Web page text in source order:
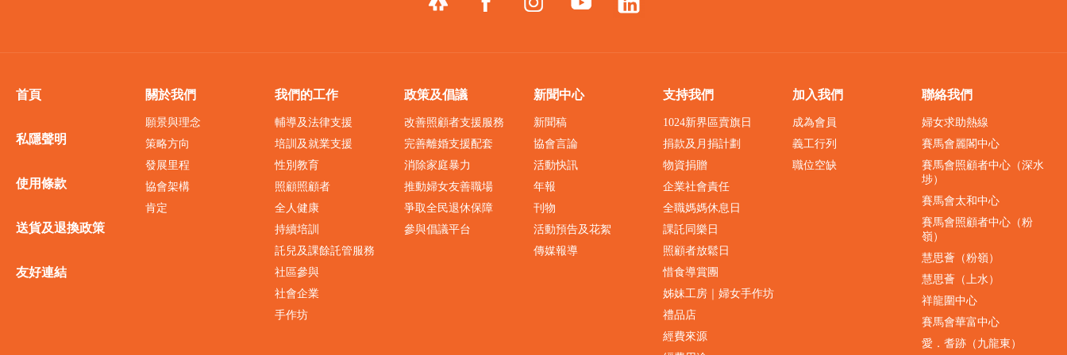
首頁
私隱聲明
使用條款
送貨及退換政策
友好連結
關於我們
願景與理念
策略方向
發展里程
協會架構
肯定
我們的工作
輔導及法律支援
培訓及就業支援
性別教育
照顧照顧者
全人健康
持續培訓
託兒及課餘託管服務
社區參與
社會企業
手作坊
政策及倡議
改善照顧者支援服務
完善離婚支援配套
消除家庭暴力
推動婦女友善職場
爭取全民退休保障
參與倡議平台
新聞中心
新聞稿
協會言論
活動快訊
年報
刊物
活動預告及花絮
傳媒報導
支持我們
1024新界區賣旗日
捐款及月捐計劃
物資捐贈
企業社會責任
全職媽媽休息日
課託同樂日
照顧者放鬆日
惜食導賞團
姊妹工房｜婦女手作坊
禮品店
經費來源
加入我們
成為會員
義工行列
職位空缺
聯絡我們
婦女求助熱線
賽馬會麗閣中心
賽馬會照顧者中心（深水
埗）
賽馬會太和中心
賽馬會照顧者中心（粉
嶺）
慧思薈（粉嶺）
慧思薈（上水）
祥龍圍中心
賽馬會華富中心
愛．耆跡（九龍東）